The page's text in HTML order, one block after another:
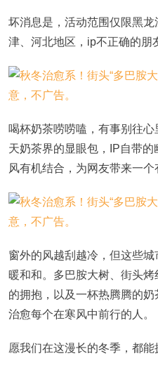
坏消息是，活动范围仅限黑
津、河北地区，ip不正确的朋
喝杯奶茶唠唠嗑，有事别往心
天奶茶界的显眼包，IP自带
风有机结合，为网友带来一个
窗外的风越刮越冷，但这些
暖和和。多巴胺大树、街头
的拥抱，以及一杯热腾腾的
治愈每个在寒风中前行的人。
愿我们在这漫长的冬季，都能